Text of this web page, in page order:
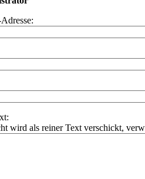
wird als reiner Text verschickt,